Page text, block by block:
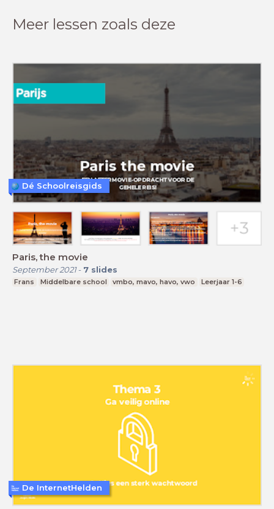
Meer lessen zoals deze
Paris, the movie
September 2021- 7 slides
Frans Middelbare school vmbo, mavo, havo, vwo Leerjaar 1-6
Dé Schoolreisgids
De InternetHelden